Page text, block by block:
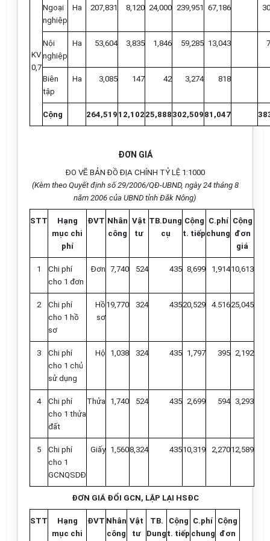
KV
0,7
Ngoại
nghiệp
Ha 207,831 8,120 24,000 239,951 67,186
Nội
nghiệp
Ha 53,604 3,835 1,846 59,285 13,043
Biên
tập
Ha 3,085 147 42 3,274 818
Cộng 264,519 12,102 25,888302,509 81,047
ĐƠN GIÁ
ĐO VẼ BẢN ĐỒ ĐỊA CHÍNH TỶ LỆ 1:1000
(Kèm theo Quyết định số 29/2006/QĐ-UBND, ngày 24 tháng 8
năm 2006 của UBND tỉnh Đăk Nông)
STT
Hạng
mục chi
phí
ĐVT Nhân
công
Vật
tư
TB.Dung
cụ
Cộng
t. tiếp
C.phí
chung
Cộng
đơn
giá
1
Chi phí
cho 1 đơn
Đơn 7,740 524 435 8,699 1,91410,613
2
Chi phí
cho 1 hồ
sơ
Hồ
sơ
19,770 324 43520,529 4.51625,045
3
Chi phí
cho 1 chủ
sử dụng
Hộ 1,038 324 435 1,797 395 2,192
4
Chi phí
cho 1 thửa
đất
Thửa 1,740 524 435 2,699 594 3,293
5
Chi phí
cho 1
GCNQSDĐ
Giấy 1,5608,324 43510,319 2,27012,589
ĐƠN GIÁ ĐỔI GCN, LẬP LẠI HSĐC
STT
Hạng
mục chi
ĐVT Nhân
công
Vật
tư
TB.
Dung
Cộng
t. tiếp
C.phí
chung
Cộng
đơn